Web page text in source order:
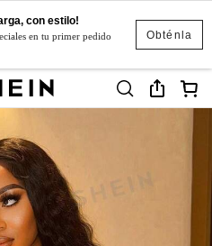
Obténla
con estilo!
en tu primer pedido